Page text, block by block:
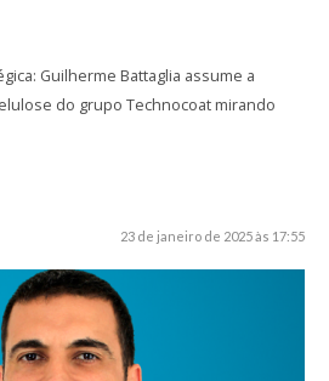
Guilherme Battaglia assume a
do grupo Technocoat mirando
23 de janeiro de 2025 às 17:55